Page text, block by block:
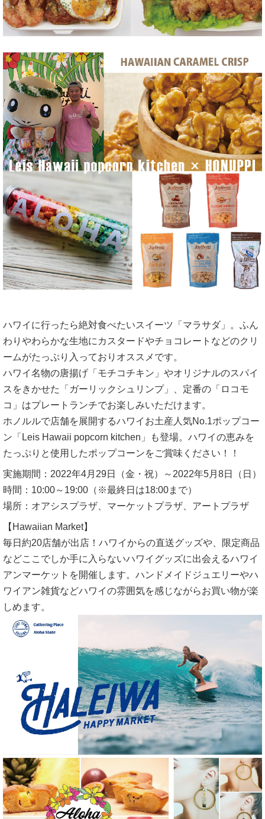
ハワイに行ったら絶対食べたいスイーツ「マラサダ」。ふん
わりやわらかな生地にカスタードやチョコレートなどのクリ
ームがたっぷり入っておりオススメです。
ハワイ名物の唐揚げ「モチコチキン」やオリジナルのスパイ
スをきかせた「ガーリックシュリンプ」、定番の「ロコモ
コ」はプレートランチでお楽しみいただけます。
ホノルルで店舗を展開するハワイお土産人気No.1ポップコー
ン「Leis Hawaii popcorn kitchen」も登場。ハワイの恵みを
たっぷりと使用したポップコーンをご賞味ください！！
実施期間：2022年4月29日（金・祝）～2022年5月8日（日）
時間：10:00～19:00（※最終日は18:00まで）
場所：オアシスプラザ、マーケットプラザ、アートプラザ
【Hawaiian Market】
毎日約20店舗が出店！ハワイからの直送グッズや、限定商品
などここでしか手に入らないハワイグッズに出会えるハワイ
アンマーケットを開催します。ハンドメイドジュエリーやハ
ワイアン雑貨などハワイの雰囲気を感じながらお買い物が楽
しめます。